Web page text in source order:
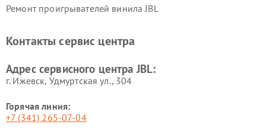
Ремонт проигрывателей винила JBL
Контакты сервис центра
Адрес сервисного центра JBL:
г. Ижевск, Удмуртская ул., 304
Горячая линия:
+7 (341) 265-07-04